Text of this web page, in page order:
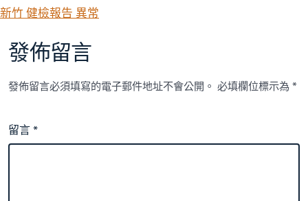
新竹 健檢報告 異常
發佈留言
發佈留言必須填寫的電子郵件地址不會公開。 必填欄位標示為*
留言*